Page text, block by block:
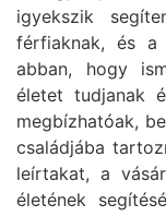
igyekszik
férfiaknak, és a
abban, hogy
életet tudjanak
megbízhatóak,
családjába
leírtakat, a
életének